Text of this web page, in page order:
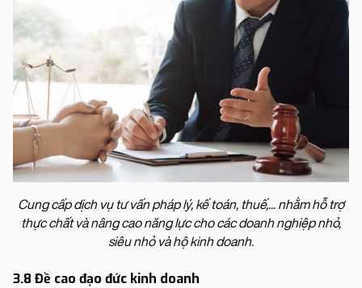
Cung cấp dịch vụ tư vấn pháp lý, kế toán, thuế,... nhằm hỗ trợ
thực chất và nâng cao năng lực cho các doanh nghiệp nhỏ,
siêu nhỏ và hộ kinh doanh.
3.8 Đề cao đạo đức kinh doanh